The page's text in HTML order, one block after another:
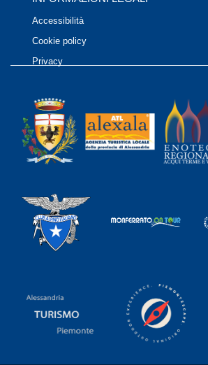
Accessibilità
Cookie policy
Privacy